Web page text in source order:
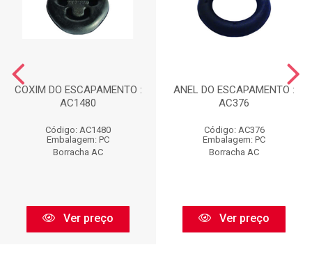
COXIM DO ESCAPAMENTO :
AC1480
Código: AC1480
Embalagem: PC
Borracha AC
Ver preço
ANEL DO ESCAPAMENTO :
AC376
Código: AC376
Embalagem: PC
Borracha AC
Ver preço